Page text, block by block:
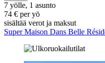
7 yölle, 1 asunto
74 € per yö
sisältää verot ja maksut
Super Maison Dans Belle